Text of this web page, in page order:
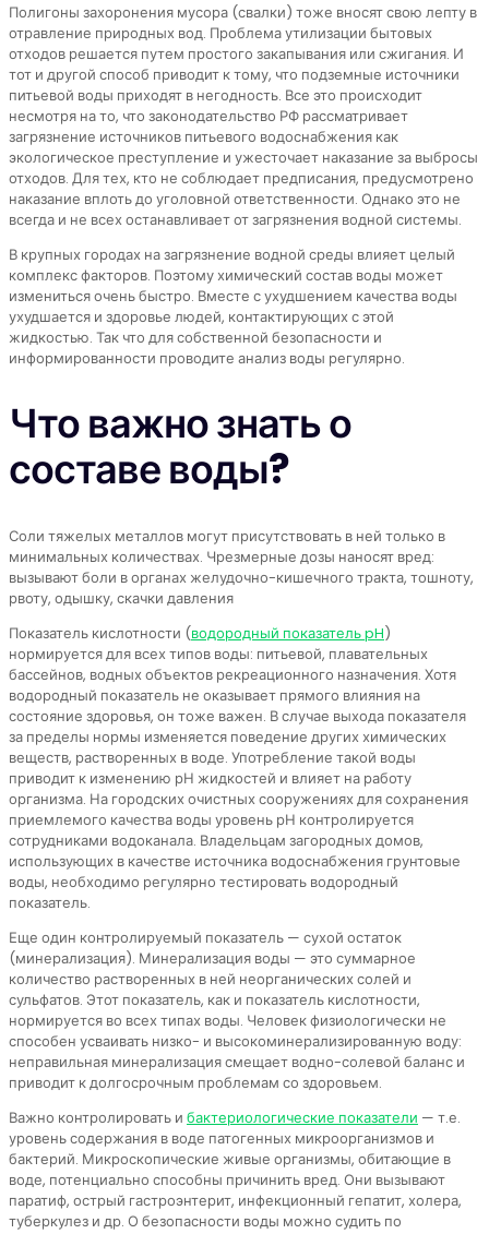
Полигоны захоронения мусора (свалки) тоже вносят свою лепту в
отравление природных вод. Проблема утилизации бытовых
отходов решается путем простого закапывания или сжигания. И
тот и другой способ приводит к тому, что подземные источники
питьевой воды приходят в негодность. Все это происходит
несмотря на то, что законодательство РФ рассматривает
загрязнение источников питьевого водоснабжения как
экологическое преступление и ужесточает наказание за выбросы
отходов. Для тех, кто не соблюдает предписания, предусмотрено
наказание вплоть до уголовной ответственности. Однако это не
всегда и не всех останавливает от загрязнения водной системы.
В крупных городах на загрязнение водной среды влияет целый
комплекс факторов. Поэтому химический состав воды может
измениться очень быстро. Вместе с ухудшением качества воды
ухудшается и здоровье людей, контактирующих с этой
жидкостью. Так что для собственной безопасности и
информированности проводите анализ воды регулярно.
Что важно знать о
составе воды?
Соли тяжелых металлов могут присутствовать в ней только в
минимальных количествах. Чрезмерные дозы наносят вред:
вызывают боли в органах желудочно-кишечного тракта, тошноту,
рвоту, одышку, скачки давления
Показатель кислотности (водородный показатель pH)
нормируется для всех типов воды: питьевой, плавательных
бассейнов, водных объектов рекреационного назначения. Хотя
водородный показатель не оказывает прямого влияния на
состояние здоровья, он тоже важен. В случае выхода показателя
за пределы нормы изменяется поведение других химических
веществ, растворенных в воде. Употребление такой воды
приводит к изменению рН жидкостей и влияет на работу
организма. На городских очистных сооружениях для сохранения
приемлемого качества воды уровень рН контролируется
сотрудниками водоканала. Владельцам загородных домов,
использующих в качестве источника водоснабжения грунтовые
воды, необходимо регулярно тестировать водородный
показатель.
Еще один контролируемый показатель — сухой остаток
(минерализация). Минерализация воды — это суммарное
количество растворенных в ней неорганических солей и
сульфатов. Этот показатель, как и показатель кислотности,
нормируется во всех типах воды. Человек физиологически не
способен усваивать низко- и высокоминерализированную воду:
неправильная минерализация смещает водно-солевой баланс и
приводит к долгосрочным проблемам со здоровьем.
Важно контролировать и бактериологические показатели — т.е.
уровень содержания в воде патогенных микроорганизмов и
бактерий. Микроскопические живые организмы, обитающие в
воде, потенциально способны причинить вред. Они вызывают
паратиф, острый гастроэнтерит, инфекционный гепатит, холера,
туберкулез и др. О безопасности воды можно судить по